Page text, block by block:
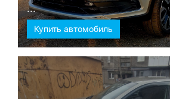
...
Купить автомобиль